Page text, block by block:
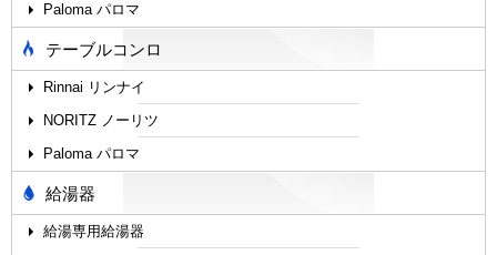
Paloma パロマ
テーブルコンロ
Rinnai リンナイ
NORITZ ノーリツ
Paloma パロマ
給湯器
給湯専用給湯器